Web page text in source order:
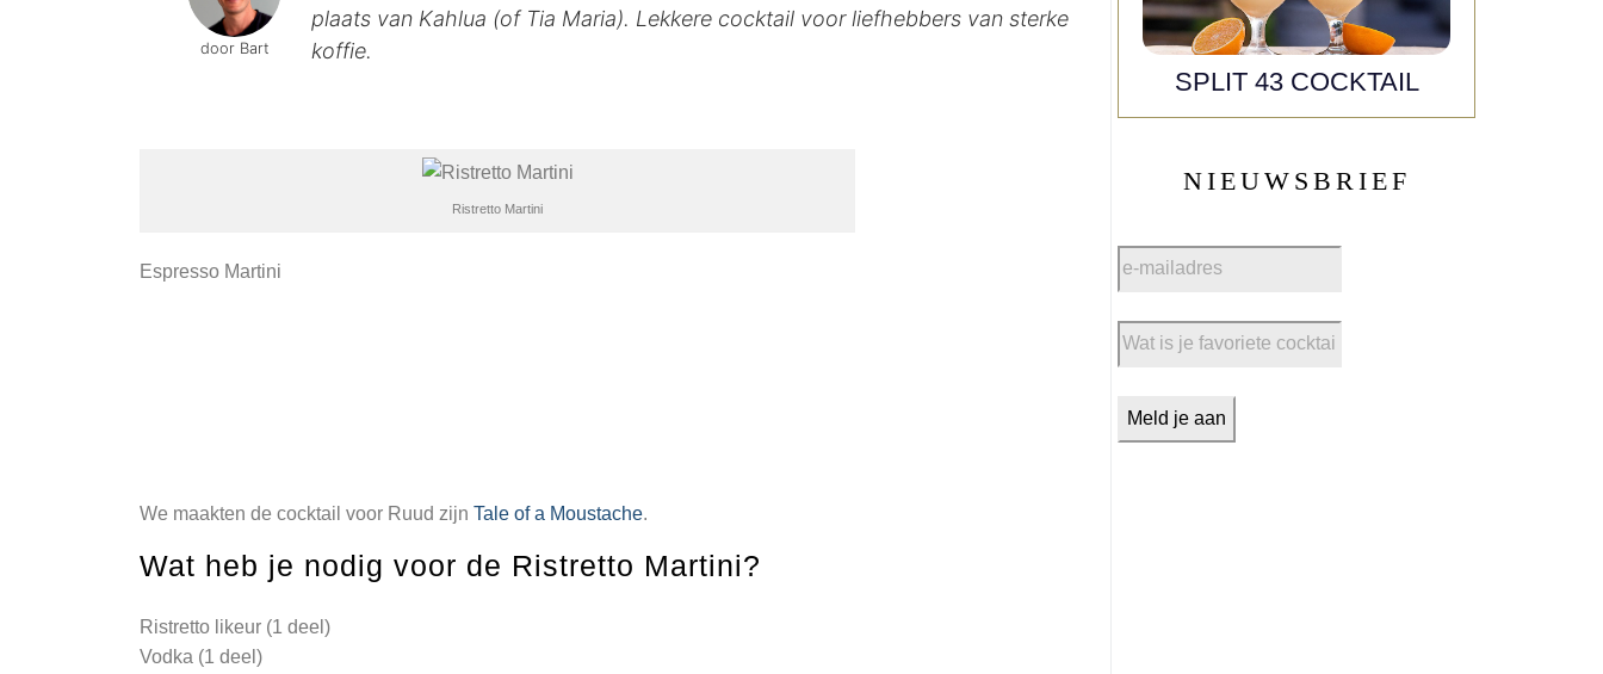
door Bart
plaats van Kahlua (of Tia Maria). Lekkere cocktail voor liefhebbers van sterke
koffie.
Ristretto Martini
Espresso Martini
We maakten de cocktail voor Ruud zijn Tale of a Moustache.
Wat heb je nodig voor de Ristretto Martini?
Ristretto likeur (1 deel)
Vodka (1 deel)
SPLIT 43 COCKTAIL
NIEUWSBRIEF